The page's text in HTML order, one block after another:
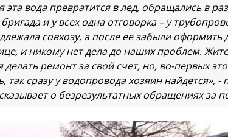
эта вода превратится в лед, обращались в
и у всех одна отговорка – у
совхозу, а после ее забыли
и никому нет дела до наших проблем.
делать ремонт за свой счет, но, во-первых
так сразу у водопровода хозяин найдется», -
о безрезультатных обращениях за